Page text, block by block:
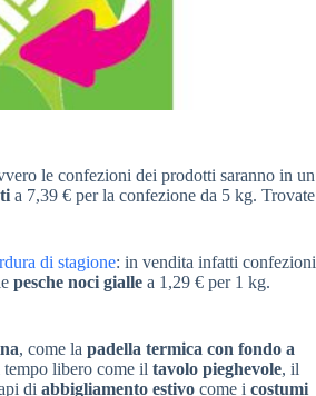
le confezioni dei prodotti saranno in un
a 7,39 € per la confezione da 5 kg. Trovate
di stagione: in vendita infatti confezioni
pesche noci gialle a 1,29 € per 1 kg.
, come la padella termica con fondo a
tempo libero come il tavolo pieghevole, il
di abbigliamento estivo come i costumi